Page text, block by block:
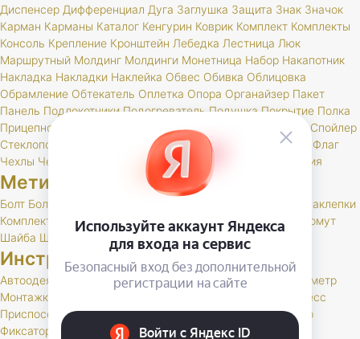
Диспенсер Дифференциал Дуга Заглушка Защита Знак Значок
Карман Карманы Каталог Кенгурин Коврик Комплект Комплекты
Консоль Крепление Кронштейн Лебедка Лестница Люк
Маршрутный Молдинг Молдинги Монетница Набор Накапотник
Накладка Накладки Наклейка Обвес Обивка Облицовка
Обрамление Обтекатель Оплетка Опора Органайзер Пакет
Панель Подлокотники Подогреватель Подушка Покрытие Полка
Прицепное
Пружины Пусковые
Спойлер
Стеклоподъемник
Усилитель Утеплитель Фаркоп
Флаг
Чехлы Чехол Шноркель Шторки Шумоизоляция
Метизы
Болт БолтСпец
Заклепки
Комплект
Палец Пружина Пряжка РК Скоба Тавотница
Хомут
Шайба Шпилька
Инструменты, спец. литература
Автоодеяло Заглушка Каталог Ключ
Манометр
Монтажка
Пресс
Приспособление Руководство Рукоятка Схема Трос Упор
Фиксатор
Цепи Шланг Шприц Щетка